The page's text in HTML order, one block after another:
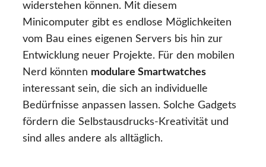
widerstehen können. Mit diesem
Minicomputer gibt es endlose Möglichkeiten
vom Bau eines eigenen Servers bis hin zur
Entwicklung neuer Projekte. Für den mobilen
Nerd könnten modulare Smartwatches
interessant sein, die sich an individuelle
Bedürfnisse anpassen lassen. Solche Gadgets
fördern die Selbstausdrucks-Kreativität und
sind alles andere als alltäglich.